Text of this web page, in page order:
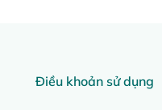
Điều khoản sử dụng